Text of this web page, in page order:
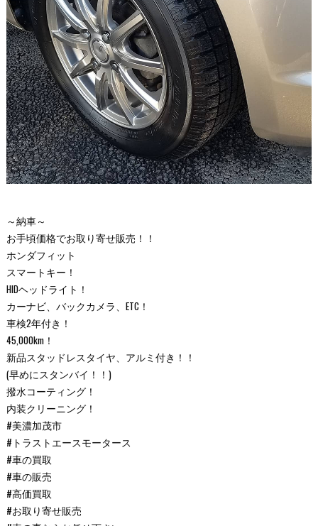
～納車～
お手頃価格でお取り寄せ販売！！
ホンダフィット
スマートキー！
HIDヘッドライト！
カーナビ、バックカメラ、ETC！
車検2年付き！
45,000km！
新品スタッドレスタイヤ、アルミ付き！！
(早めにスタンバイ！！)
撥水コーティング！
内装クリーニング！
#美濃加茂市
#トラストエースモータース
#車の買取
#車の販売
#高価買取
#お取り寄せ販売